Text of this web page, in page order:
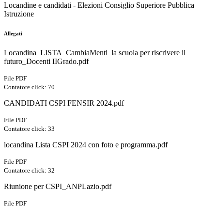
Locandine e candidati - Elezioni Consiglio Superiore Pubblica
Istruzione
Allegati
Locandina_LISTA_CambiaMenti_la scuola per riscrivere il
futuro_Docenti IIGrado.pdf
File PDF
Contatore click: 70
CANDIDATI CSPI FENSIR 2024.pdf
File PDF
Contatore click: 33
locandina Lista CSPI 2024 con foto e programma.pdf
File PDF
Contatore click: 32
Riunione per CSPI_ANPLazio.pdf
File PDF